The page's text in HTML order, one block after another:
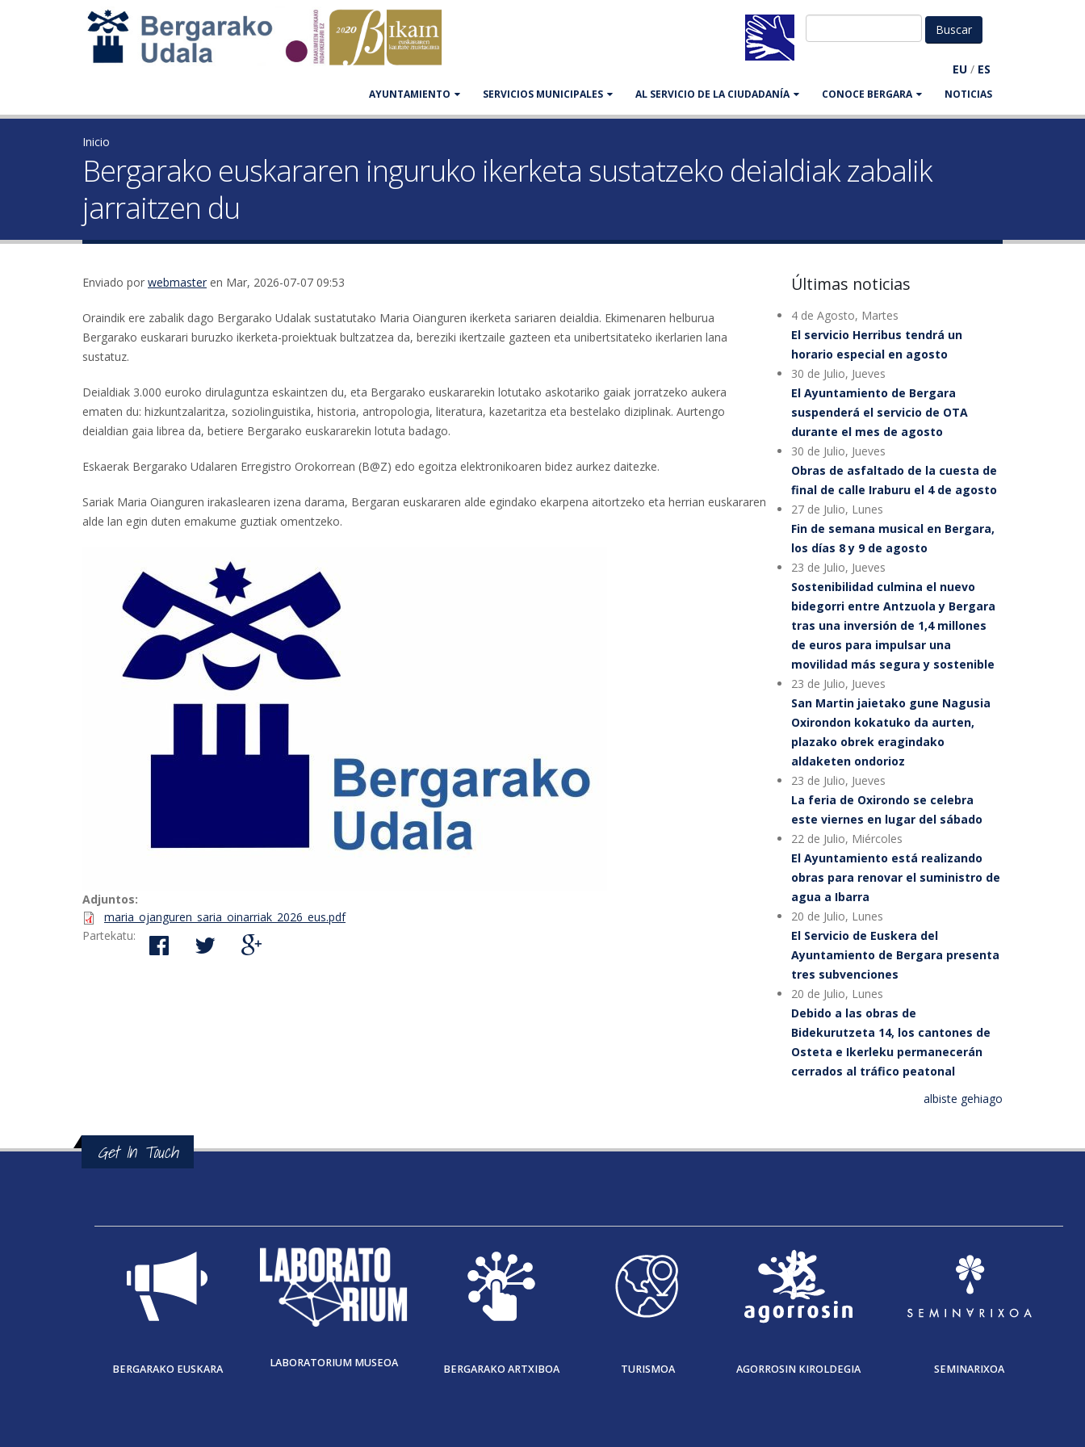
EU / ES
AYUNTAMIENTO SERVICIOS MUNICIPALES AL SERVICIO DE LA CIUDADANÍA CONOCE BERGARA NOTICIAS
Inicio
Bergarako euskararen inguruko ikerketa sustatzeko deialdiak zabalik
jarraitzen du
Enviado por webmaster en Mar, 2026-07-07 09:53
Oraindik ere zabalik dago Bergarako Udalak sustatutako Maria Oianguren ikerketa sariaren deialdia. Ekimenaren helburua
Bergarako euskarari buruzko ikerketa-proiektuak bultzatzea da, bereziki ikertzaile gazteen eta unibertsitateko ikerlarien lana
sustatuz.
Deialdiak 3.000 euroko dirulaguntza eskaintzen du, eta Bergarako euskararekin lotutako askotariko gaiak jorratzeko aukera
ematen du: hizkuntzalaritza, soziolinguistika, historia, antropologia, literatura, kazetaritza eta bestelako diziplinak. Aurtengo
deialdian gaia librea da, betiere Bergarako euskararekin lotuta badago.
Eskaerak Bergarako Udalaren Erregistro Orokorrean (B@Z) edo egoitza elektronikoaren bidez aurkez daitezke.
Sariak Maria Oianguren irakaslearen izena darama, Bergaran euskararen alde egindako ekarpena aitortzeko eta herrian euskararen
alde lan egin duten emakume guztiak omentzeko.
Adjuntos:
maria_ojanguren_saria_oinarriak_2026_eus.pdf
Partekatu:
Últimas noticias
4 de Agosto, Martes
El servicio Herribus tendrá un
horario especial en agosto
30 de Julio, Jueves
El Ayuntamiento de Bergara
suspenderá el servicio de OTA
durante el mes de agosto
30 de Julio, Jueves
Obras de asfaltado de la cuesta de
final de calle Iraburu el 4 de agosto
27 de Julio, Lunes
Fin de semana musical en Bergara,
los días 8 y 9 de agosto
23 de Julio, Jueves
Sostenibilidad culmina el nuevo
bidegorri entre Antzuola y Bergara
tras una inversión de 1,4 millones
de euros para impulsar una
movilidad más segura y sostenible
23 de Julio, Jueves
San Martin jaietako gune Nagusia
Oxirondon kokatuko da aurten,
plazako obrek eragindako
aldaketen ondorioz
23 de Julio, Jueves
La feria de Oxirondo se celebra
este viernes en lugar del sábado
22 de Julio, Miércoles
El Ayuntamiento está realizando
obras para renovar el suministro de
agua a Ibarra
20 de Julio, Lunes
El Servicio de Euskera del
Ayuntamiento de Bergara presenta
tres subvenciones
20 de Julio, Lunes
Debido a las obras de
Bidekurutzeta 14, los cantones de
Osteta e Ikerleku permanecerán
cerrados al tráfico peatonal
albiste gehiago
Get In Touch
BERGARAKO EUSKARA LABORATORIUM MUSEOA BERGARAKO ARTXIBOA TURISMOA AGORROSIN KIROLDEGIA SEMINARIXOA